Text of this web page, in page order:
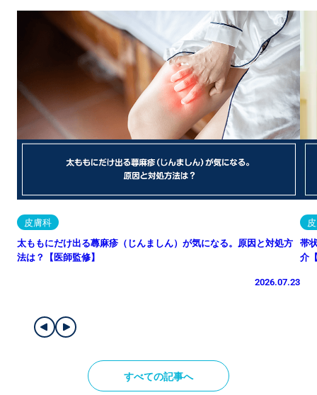
皮膚科
太ももにだけ出る蕁麻疹（じんましん）が気になる。原因と対処方
法は？【医師監修】
2026.07.23
帯
介
すべての記事へ